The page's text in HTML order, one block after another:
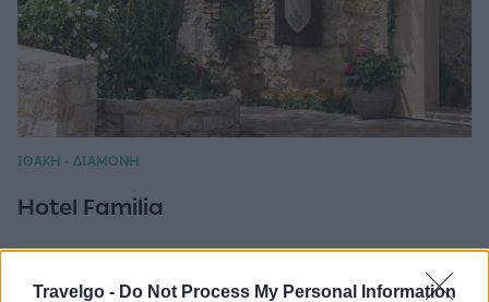
Travelgo - Do Not Process My Personal Information
ΙΘΑΚΗ - ΔΙΑΜΟΝΗ
Hotel Familia